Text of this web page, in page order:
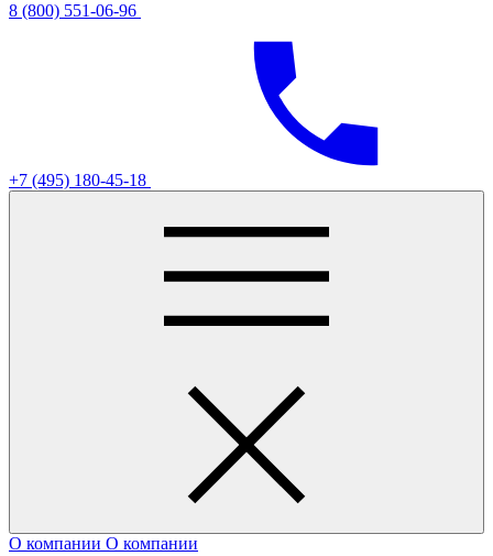
8 (800) 551-06-96
+7 (495) 180-45-18
О компании О компании